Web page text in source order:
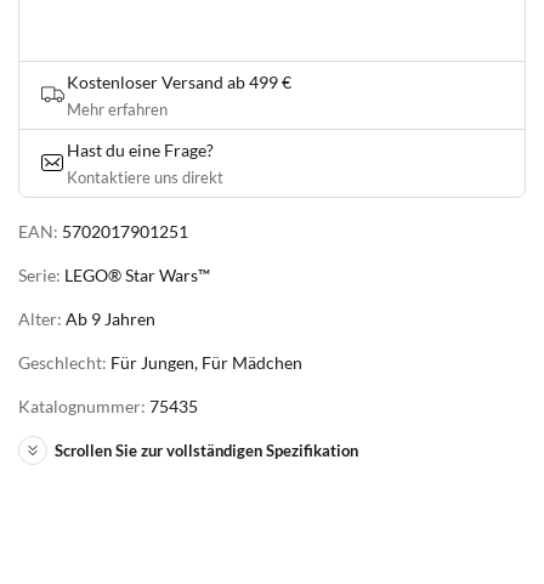
EAN: 5702017901251
Serie: LEGO® Star Wars™
Alter: Ab 9 Jahren
Geschlecht: Für Jungen, Für Mädchen
Katalognummer: 75435
Scrollen Sie zur vollständigen Spezifikation
Kostenloser Versand ab 499 €
Mehr erfahren
Hast du eine Frage?
Kontaktiere uns direkt